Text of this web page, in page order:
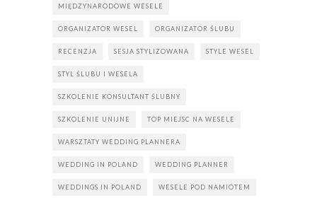
MIĘDZYNARODOWE WESELE
ORGANIZATOR WESEL ORGANIZATOR ŚLUBU
RECENZJA SESJA STYLIZOWANA STYLE WESEL
STYL ŚLUBU I WESELA
SZKOLENIE KONSULTANT ŚLUBNY
SZKOLENIE UNIJNE TOP MIEJSC NA WESELE
WARSZTATY WEDDING PLANNERA
WEDDING IN POLAND WEDDING PLANNER
WEDDINGS IN POLAND WESELE POD NAMIOTEM